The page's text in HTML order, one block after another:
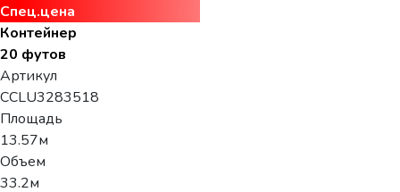
Спец.цена
Контейнер
20 футов
Артикул
CCLU3283518
Площадь
13.57м
Объем
33.2м